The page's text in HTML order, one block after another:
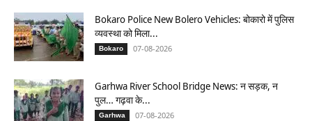
Bokaro Police New Bolero Vehicles: बोकारो में पुलिस
व्यवस्था को मिला...
Bokaro 07-08-2026
Garhwa River School Bridge News: न सड़क, न
पुल… गढ़वा के...
Garhwa 07-08-2026